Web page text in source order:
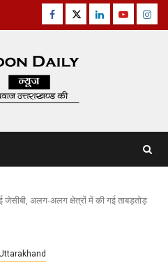
Facebook
TwitterLinkedinYoutube
जेसीबी, अलग-अलग क्षेत्रों में की गई ताबड़तोड़